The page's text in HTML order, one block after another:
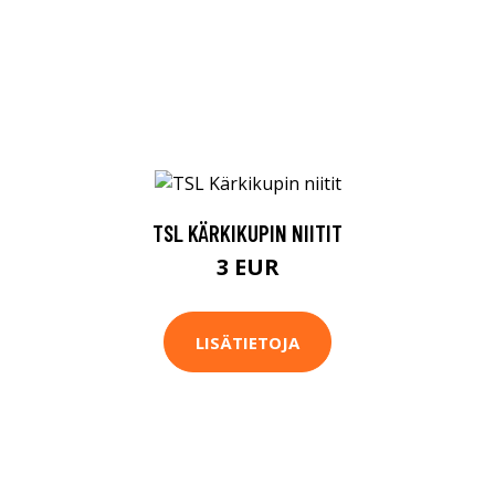
TSL KÄRKIKUPIN NIITIT
3 EUR
LISÄTIETOJA